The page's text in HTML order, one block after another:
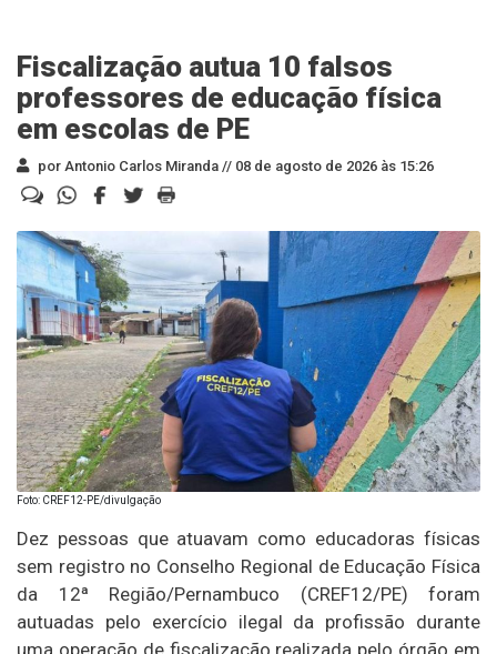
Fiscalização autua 10 falsos
professores de educação física
em escolas de PE
por Antonio Carlos Miranda // 08 de agosto de 2026 às 15:26
Foto: CREF12-PE/divulgação
Dez pessoas que atuavam como educadoras físicas
sem registro no Conselho Regional de Educação Física
da 12ª Região/Pernambuco (CREF12/PE) foram
autuadas pelo exercício ilegal da profissão durante